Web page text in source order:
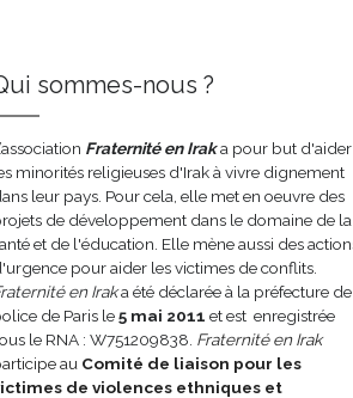
sommes-nous ?
Fraternité en Iraka pour but d'aider
minorités religieuses d'Irak à vivre dignement
leur pays. Pour cela, elle met en oeuvre des
de développement dans le domaine de la
et de l'éducation. Elle mène aussi des
pour aider les victimes de conflits.
en Iraka été déclarée à la préfecture de
de Paris le5 mai 2011 et est enregistrée
le RNA : W751209838. Fraternité en Irak
au Comité de liaison pour les
de violences ethniques et